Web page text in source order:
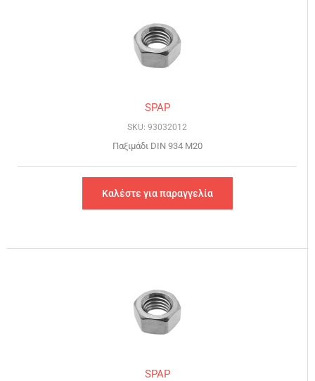
SPAP
SKU: 93032012
Παξιμάδι DIN 934 Μ20
Καλέστε για παραγγελία
SPAP